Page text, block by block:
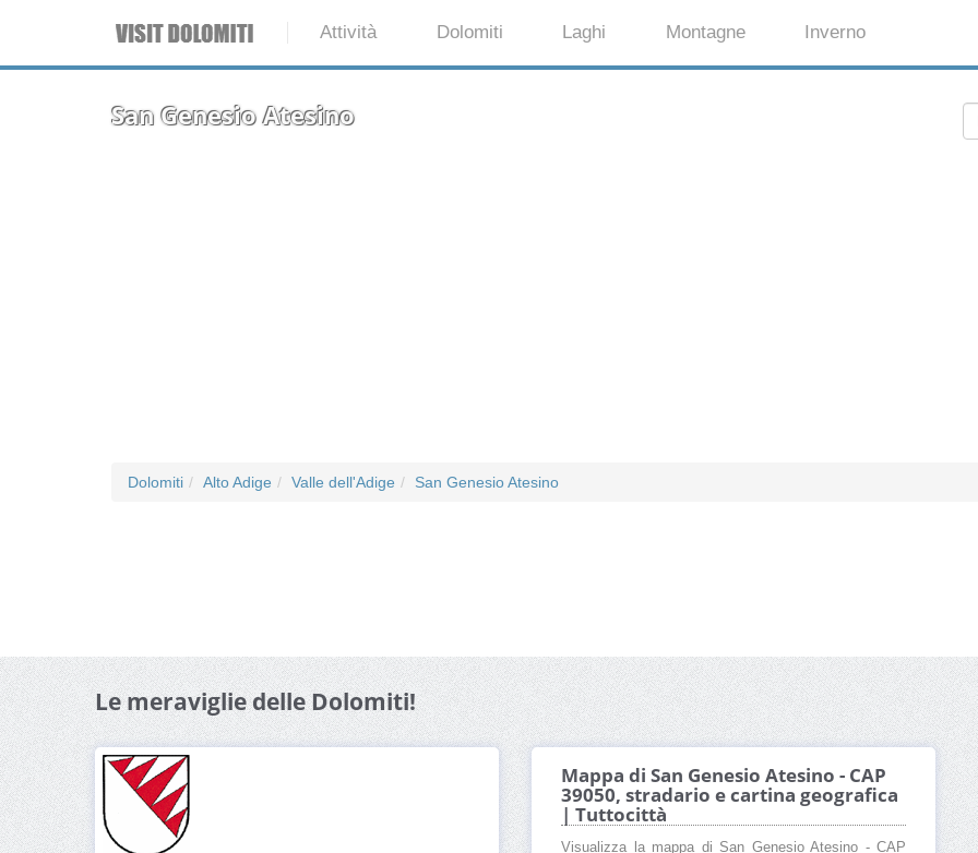
Attività Dolomiti Laghi Montagne Inverno
San Genesio Atesino
Dolomiti Alto Adige Valle dell'Adige San Genesio Atesino
Le meraviglie delle Dolomiti!
Mappa di San Genesio Atesino - CAP
39050, stradario e cartina geografica
| Tuttocittà
Visualizza la mappa di San Genesio Atesino - CAP